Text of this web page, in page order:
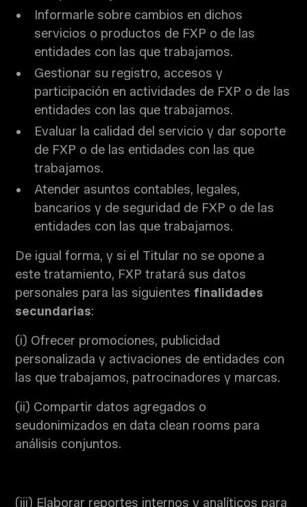
Informarle sobre cambios en dichos
servicios o productos de FXP o de las
entidades con las que trabajamos.
Gestionar su registro, accesos y
participación en actividades de FXP o de las
entidades con las que trabajamos.
Evaluar la calidad del servicio y dar soporte
de FXP o de las entidades con las que
trabajamos.
Atender asuntos contables, legales,
bancarios y de seguridad de FXP o de las
entidades con las que trabajamos.
De igual forma, y si el Titular no se opone a
este tratamiento, FXP tratará sus datos
personales para las siguientesfinalidades
secundarias:
(i) Ofrecer promociones, publicidad
personalizada y activaciones de entidades con
las que trabajamos, patrocinadores y marcas.
(ii) Compartir datos agregados o
seudonimizados en data clean rooms para
análisis conjuntos.
(iii) Elaborar reportes internos y analíticos para